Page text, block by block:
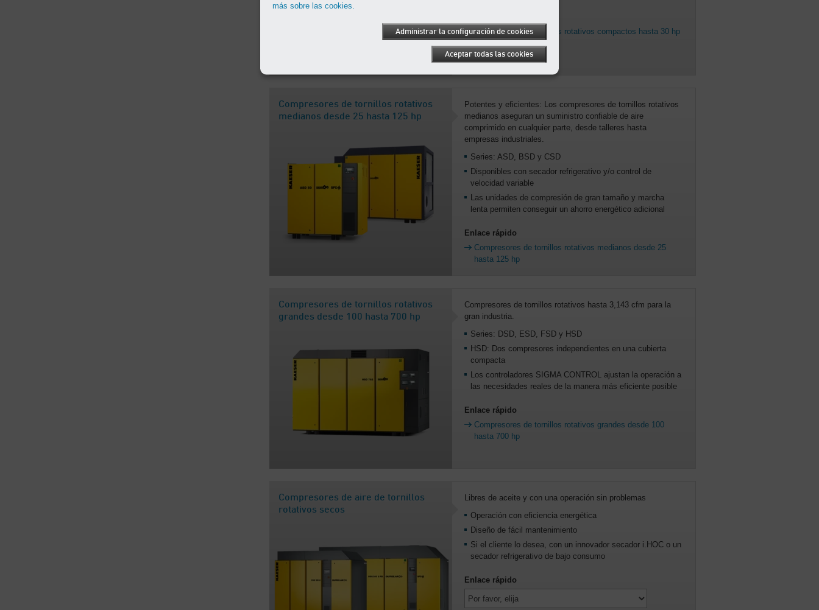
Compresores de tornillos rotativos compactos hasta 30 hp
Compresores de tornillos rotativos
medianos desde 25 hasta 125 hp
Potentes y eficientes: Los compresores de tornillos rotativos
medianos aseguran un suministro confiable de aire
comprimido en cualquier parte, desde talleres hasta
empresas industriales.
Series: ASD, BSD y CSD
Disponibles con secador refrigerativo y/o control de
velocidad variable
Las unidades de compresión de gran tamaño y marcha
lenta permiten conseguir un ahorro energético adicional
Enlace rápido
Compresores de tornillos rotativos medianos desde 25
hasta 125 hp
Compresores de tornillos rotativos
grandes desde 100 hasta 700 hp
Compresores de tornillos rotativos hasta 3,143 cfm para la
gran industria.
Series: DSD, ESD, FSD y HSD
HSD: Dos compresores independientes en una cubierta
compacta
Los controladores SIGMA CONTROL ajustan la operación a
las necesidades reales de la manera más eficiente posible
Enlace rápido
Compresores de tornillos rotativos grandes desde 100
hasta 700 hp
Compresores de aire de tornillos
rotativos secos
Libres de aceite y con una operación sin problemas
Operación con eficiencia energética
Diseño de fácil mantenimiento
Si el cliente lo desea, con un innovador secador i.HOC o un
secador refrigerativo de bajo consumo
Enlace rápido
más sobre las cookies.
Administrar la configuración de cookies
Aceptar todas las cookies